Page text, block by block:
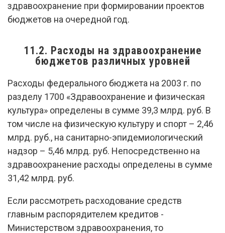
здравоохранение при формировании проектов
бюджетов на очередной год.
11.2. Расходы на здравоохранение
бюджетов различных уровней
Расходы федерального бюджета на 2003 г. по
разделу 1700 «Здравоохранение и физическая
культура» определены в сумме 39,3 млрд. руб. В
том числе на физическую культуру и спорт – 2,46
млрд. руб., на санитарно-эпидемиологический
надзор – 5,46 млрд. руб. Непосредственно на
здравоохранение расходы определены в сумме
31,42 млрд. руб.
Если рассмотреть расходование средств
главным распорядителем кредитов -
Министерством здравоохранения, то